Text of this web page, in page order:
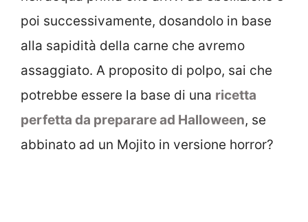
poi successivamente, dosandolo in base
alla sapidità della carne che avremo
assaggiato. A proposito di polpo, sai che
potrebbe essere la base di una ricetta
perfetta da preparare ad Halloween, se
abbinato ad un Mojito in versione horror?